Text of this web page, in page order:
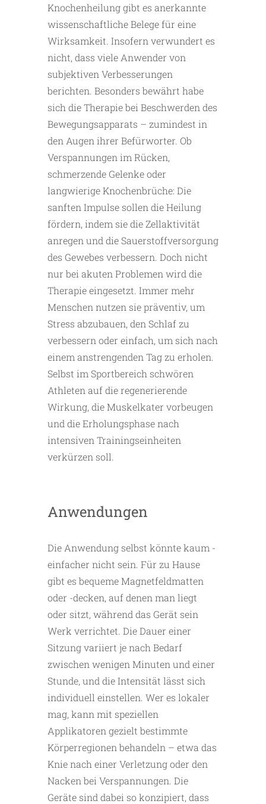
Knochenheilung gibt es anerkannte
wissenschaftliche Belege für eine
Wirksamkeit. Insofern verwundert es
nicht, dass viele Anwender von
subjektiven Verbesserungen
berichten. Besonders bewährt habe
sich die Therapie bei Beschwerden des
Bewegungsapparats – zumindest in
den Augen ihrer Befürworter. Ob
Verspannungen im Rücken,
schmerzende Gelenke oder
langwierige Knochenbrüche: Die
sanften Impulse sollen die Heilung
fördern, indem sie die Zellaktivität
anregen und die Sauerstoffversorgung
des Gewebes verbessern. Doch nicht
nur bei akuten Problemen wird die
Therapie eingesetzt. Immer mehr
Menschen nutzen sie präventiv, um
Stress abzubauen, den Schlaf zu
verbessern oder einfach, um sich nach
einem anstrengenden Tag zu erholen.
Selbst im Sportbereich schwören
Athleten auf die regenerierende
Wirkung, die Muskelkater vorbeugen
und die Erholungsphase nach
intensiven Trainingseinheiten
verkürzen soll.
Anwendungen
Die Anwendung selbst könnte kaum ­
einfacher nicht sein. Für zu ­Hause
gibt es bequeme Magnetfeldmatten
oder -decken, auf denen man liegt
oder sitzt, während das Gerät sein
Werk verrichtet. Die Dauer einer
Sitzung variiert je nach Bedarf
zwischen wenigen Minuten und einer
Stunde, und die Intensität lässt sich
individuell einstellen. Wer es lokaler
mag, kann mit speziellen
Applikatoren gezielt bestimmte
Körperregionen behandeln – etwa das
Knie nach einer Verletzung oder den
Nacken bei Verspannungen. Die
Geräte sind dabei so konzipiert, dass